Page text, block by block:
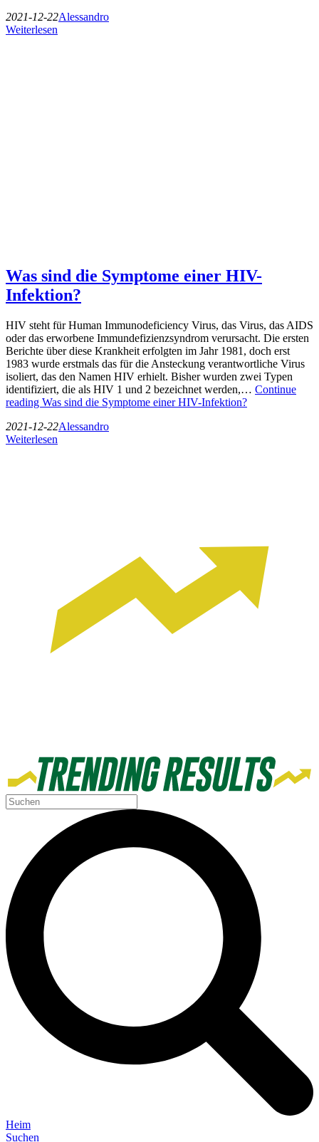
2021-12-22Alessandro
Weiterlesen
Was sind die Symptome einer HIV-
Infektion?
HIV steht für Human Immunodeficiency Virus, das Virus, das AIDS
oder das erworbene Immundefizienzsyndrom verursacht. Die ersten
Berichte über diese Krankheit erfolgten im Jahr 1981, doch erst
1983 wurde erstmals das für die Ansteckung verantwortliche Virus
isoliert, das den Namen HIV erhielt. Bisher wurden zwei Typen
identifiziert, die als HIV 1 und 2 bezeichnet werden,… Continue
reading Was sind die Symptome einer HIV-Infektion?
2021-12-22Alessandro
Weiterlesen
Heim
Suchen